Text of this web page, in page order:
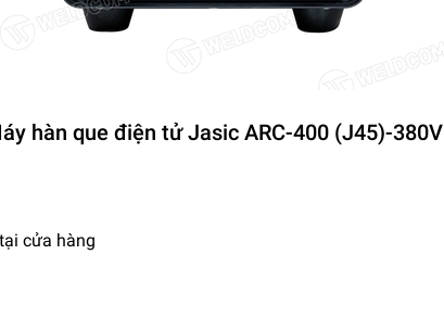
hàn que điện tử Jasic ARC-400 (J45)-380V
cửa hàng